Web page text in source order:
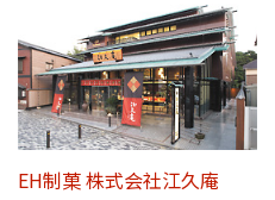
观光问讯处
经典路线
至堺市的交通指南
EH制菓 株式会社江久庵